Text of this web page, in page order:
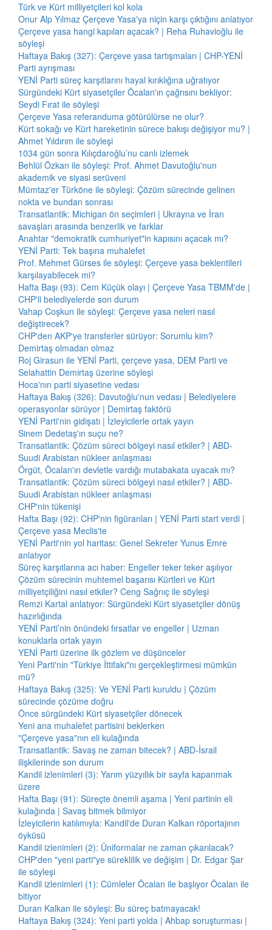
Türk ve Kürt milliyetçileri kol kola
Onur Alp Yılmaz Çerçeve Yasa'ya niçin karşı çıktığını anlatıyor
Çerçeve yasa hangi kapıları açacak? | Reha Ruhavioğlu ile
söyleşi
Haftaya Bakış (327): Çerçeve yasa tartışmaları | CHP-YENİ
Parti ayrışması
YENİ Parti süreç karşıtlarını hayal kırıklığına uğratıyor
Sürgündeki Kürt siyasetçiler Öcalan'ın çağrısını bekliyor:
Seydi Fırat ile söyleşi
Çerçeve Yasa referanduma götürülürse ne olur?
Kürt sokağı ve Kürt hareketinin sürece bakışı değişiyor mu? |
Ahmet Yıldırım ile söyleşi
1034 gün sonra Kılıçdaroğlu’nu canlı izlemek
Behlül Özkan ile söyleşi: Prof. Ahmet Davutoğlu'nun
akademik ve siyasi serüveni
Mümtaz'er Türköne ile söyleşi: Çözüm sürecinde gelinen
nokta ve bundan sonrası
Transatlantik: Michigan ön seçimleri | Ukrayna ve İran
savaşları arasında benzerlik ve farklar
Anahtar "demokratik cumhuriyet"in kapısını açacak mı?
YENİ Parti: Tek başına muhalefet
Prof. Mehmet Gürses ile söyleşi: Çerçeve yasa beklentileri
karşılayabilecek mi?
Hafta Başı (93): Cem Küçük olayı | Çerçeve Yasa TBMM'de |
CHP'li belediyelerde son durum
Vahap Coşkun ile söyleşi: Çerçeve yasa neleri nasıl
değiştirecek?
CHP'den AKP'ye transferler sürüyor: Sorumlu kim?
Demirtaş olmadan olmaz
Roj Girasun ile YENİ Parti, çerçeve yasa, DEM Parti ve
Selahattin Demirtaş üzerine söyleşi
Hoca'nın parti siyasetine vedası
Haftaya Bakış (326): Davutoğlu'nun vedası | Belediyelere
operasyonlar sürüyor | Demirtaş faktörü
YENİ Parti'nin gidişatı | İzleyicilerle ortak yayın
Sinem Dedetaş'ın suçu ne?
Transatlantik: Çözüm süreci bölgeyi nasıl etkiler? | ABD-
Suudi Arabistan nükleer anlaşması
Örgüt, Öcalan'ın devletle vardığı mutabakata uyacak mı?
Transatlantik: Çözüm süreci bölgeyi nasıl etkiler? | ABD-
Suudi Arabistan nükleer anlaşması
CHP'nin tükenişi
Hafta Başı (92): CHP'nin figüranları | YENİ Parti start verdi |
Çerçeve yasa Meclis'te
YENİ Parti'nin yol haritası: Genel Sekreter Yunus Emre
anlatıyor
Süreç karşıtlarına acı haber: Engeller teker teker aşılıyor
Çözüm sürecinin muhtemel başarısı Kürtleri ve Kürt
milliyetçiliğini nasıl etkiler? Ceng Sağnıç ile söyleşi
Remzi Kartal anlatıyor: Sürgündeki Kürt siyasetçiler dönüş
hazırlığında
YENİ Parti’nin önündeki fırsatlar ve engeller | Uzman
konuklarla ortak yayın
YENİ Parti üzerine ilk gözlem ve düşünceler
Yeni Parti'nin "Türkiye İttifakı"nı gerçekleştirmesi mümkün
mü?
Haftaya Bakış (325): Ve YENİ Parti kuruldu | Çözüm
sürecinde çözüme doğru
Önce sürgündeki Kürt siyasetçiler dönecek
Yeni ana muhalefet partisini beklerken
"Çerçeve yasa"nın eli kulağında
Transatlantik: Savaş ne zaman bitecek? | ABD-İsrail
ilişkilerinde son durum
Kandil izlenimleri (3): Yarım yüzyıllık bir sayfa kapanmak
üzere
Hafta Başı (91): Süreçte önemli aşama | Yeni partinin eli
kulağında | Savaş bitmek bilmiyor
İzleyicilerin katılımıyla: Kandil'de Duran Kalkan röportajının
öyküsü
Kandil izlenimleri (2): Üniformalar ne zaman çıkarılacak?
CHP'den "yeni parti"ye süreklilik ve değişim | Dr. Edgar Şar
ile söyleşi
Kandil izlenimleri (1): Cümleler Öcalan ile başlıyor Öcalan ile
bitiyor
Duran Kalkan ile söyleşi: Bu süreç batmayacak!
Haftaya Bakış (324): Yeni parti yolda | Ahbap soruşturması |